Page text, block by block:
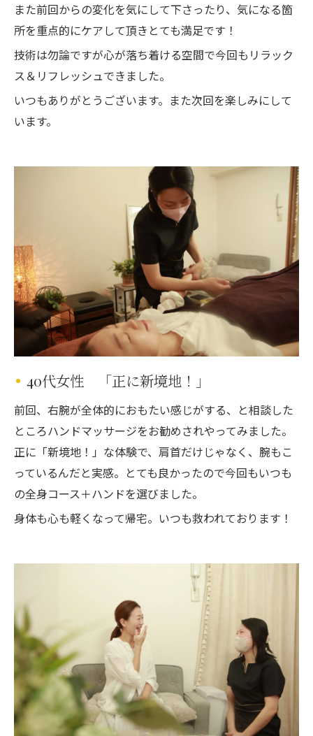
また前回からの変化を気にして下さったり、気になる箇
所を重点的にケアして頂きとても満足です！
技術は勿論ですが心が落ち着ける空間で今回もリラック
ス＆リフレッシュできました。
いつもありがとうございます。また次回を楽しみにして
います。
40代女性 「正に新境地！」
前回、右腕が全体的におもたい感じがする、と相談した
ところハンドマッサージをお勧めされやってみました。
正に「新境地！」な体験で、肩首だけじゃなく、腕もこ
っているんだと実感。とても良かったので今回もいつも
の全身コース＋ハンドを選びました。
身体も心も軽くなって帰宅。いつも救われております！